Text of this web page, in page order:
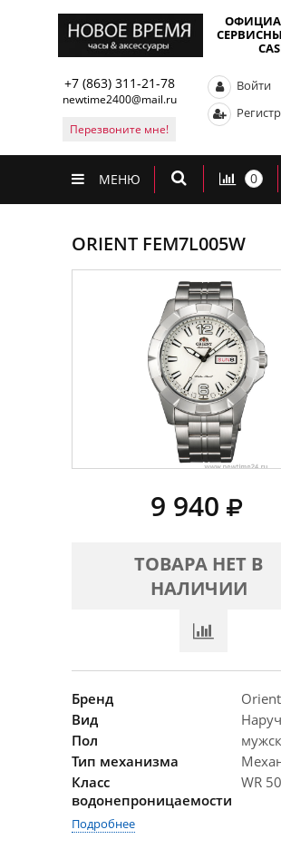
+7 (863) 311-21-78
newtime2400@mail.ru
Перезвоните мне!
Войти
МЕНЮ 0
ORIENT FEM7L005W
9 940
ТОВАРА НЕТ В
НАЛИЧИИ
Бренд
Orient
Вид
Пол
Тип механизма
Класс
водонепроницаемости
WR
Подробнее